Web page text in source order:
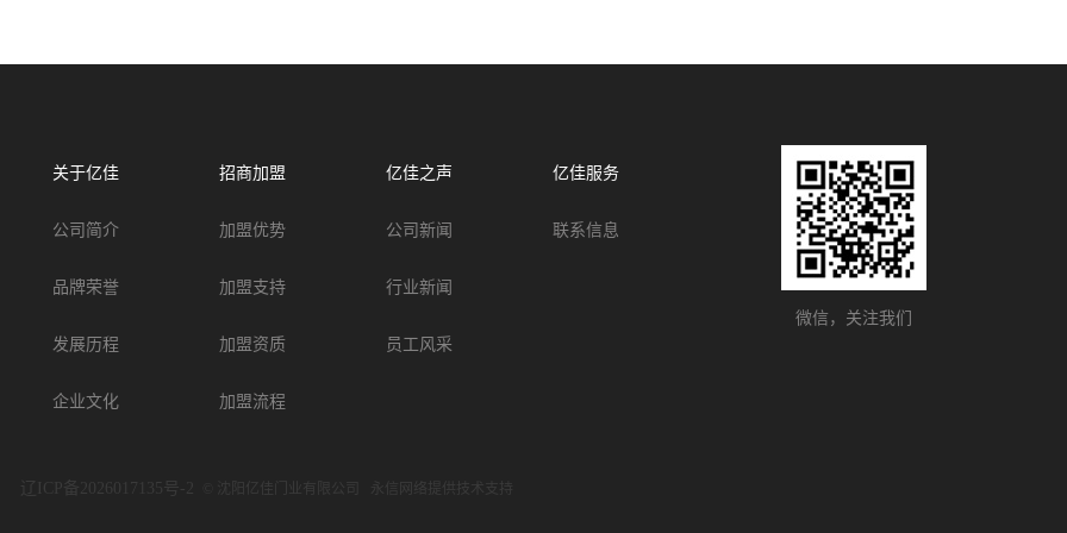
关于亿佳
公司简介
品牌荣誉
发展历程
企业文化
招商加盟
加盟优势
加盟支持
加盟资质
加盟流程
亿佳之声
公司新闻
行业新闻
员工风采
亿佳服务
联系信息
微信，关注我们
辽ICP备2026017135号-2